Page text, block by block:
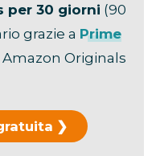
per 30 giorni (90
grazie a Prime
Amazon Originals